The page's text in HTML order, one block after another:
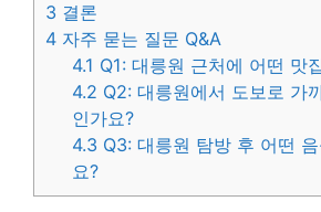
3 결론
4 자주 묻는 질문 Q&A
4.1 Q1: 대릉원 근처에 어떤 맛
4.2 Q2: 대릉원에서 도보로 가
인가요?
4.3 Q3: 대릉원 탐방 후 어떤
요?